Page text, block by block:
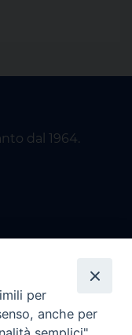
dal 1964.
per
anche per